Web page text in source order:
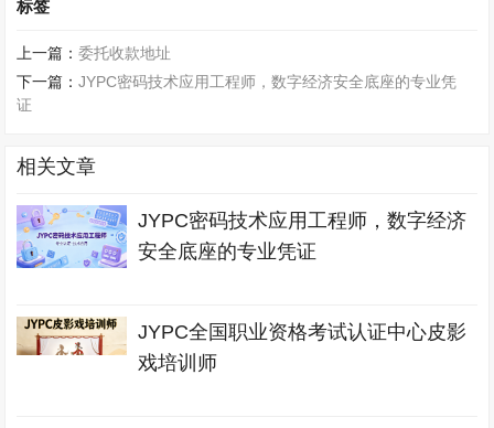
标签
上一篇：委托收款地址
下一篇：JYPC密码技术应用工程师，数字经济安全底座的专业凭
证
相关文章
JYPC密码技术应用工程师，数字经济
安全底座的专业凭证
JYPC全国职业资格考试认证中心皮影
戏培训师